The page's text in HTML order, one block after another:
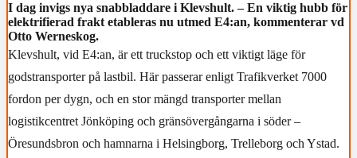
I dag invigs nya snabbladdare i Klevshult. – En viktig hubb för
elektrifierad frakt etableras nu utmed E4:an, kommenterar vd
Otto Werneskog.
Klevshult, vid E4:an, är ett truckstop och ett viktigt läge för
godstransporter på lastbil. Här passerar enligt Trafikverket 7000
fordon per dygn, och en stor mängd transporter mellan
logistikcentret Jönköping och gränsövergångarna i söder –
Öresundsbron och hamnarna i Helsingborg, Trelleborg och Ystad.